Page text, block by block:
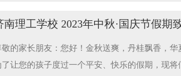
列号和硬盘序列号等硬件信息相同的; （二）不
供应商的法定代表人、委托代理人、项目经理
人或者负责人由同一人签字的; （七）其它涉嫌
龄35周岁以下。3. 全日制大学以上学历。4. 需
劳务派遣的形式到济南理工学校工作。2. 工资
箱（jnlgedu@163.com）：①本人身份证；②经
南理工学校 2023年中秋·国庆节假期
敬的家长朋友：您好！金秋送爽，丹桂飘香，
了让您的孩子度过一个平安、快乐的假期，现